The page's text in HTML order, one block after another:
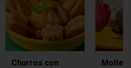
Churros con
Molten